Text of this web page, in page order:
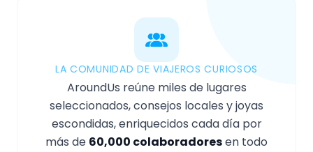
LA COMUNIDAD DE VIAJEROS CURIOSOS
AroundUs reúne miles de lugares
seleccionados, consejos locales y joyas
escondidas, enriquecidos cada día por
más de 60,000 colaboradoresen todo